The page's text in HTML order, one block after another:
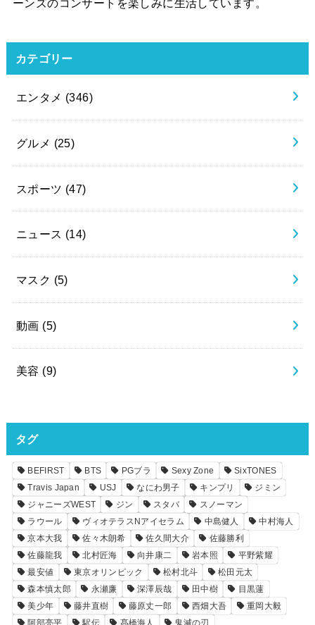
ーンズのコンサートを楽しみに生活しています。
カテゴリー
エンタメ (346)
グルメ (25)
スポーツ (47)
ニュース (14)
マスク (5)
動画 (5)
美容 (9)
タグ
BEFIRST BTS PGブラ Sexy Zone
SixTONES
Travis Japan
USJ なにわ男子 キンプリ
ジミン
ジャニーズWEST
ジン スタバ
スノーマン
ラウール
ヴィオテラスNアイセラム 中島健人
中村海人
京本大我
佐々木朗希 佐久間大介
佐藤勝利
佐藤龍我
北村匠海 向井康二 岩本照
平野紫耀
最安値
東京オリンピック 松村北斗
松田元太
森本慎太郎
永瀬廉 深澤辰哉 田中樹
目黒蓮
美少年
藤井直樹 藤原丈一郎 西畑大吾
重岡大毅
阿部亮平
駅伝 髙橋海人 鬼滅の刃